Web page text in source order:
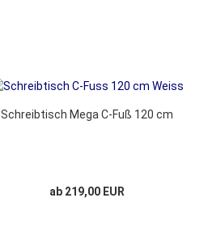
Schreibtisch Mega C-Fuß 120 cm
ab 219,00 EUR